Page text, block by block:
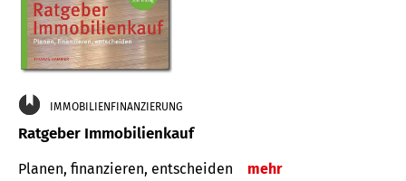
IMMOBILIENFINANZIERUNG
Ratgeber Immobilienkauf
Planen, finanzieren, entscheiden mehr